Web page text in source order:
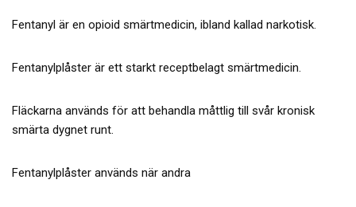
Fentanyl är en opioid smärtmedicin, ibland kallad narkotisk.
Fentanylplåster är ett starkt receptbelagt smärtmedicin.
Fläckarna används för att behandla måttlig till svår kronisk
smärta dygnet runt.
Fentanylplåster används när andra